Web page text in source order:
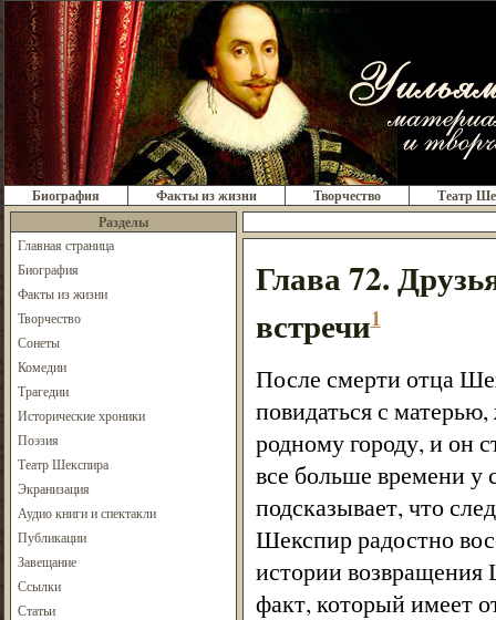
Биография Факты из жизни Творчество
Театр
Разделы
Главная страница
Биография
Факты из жизни
Творчество
Сонеты
Комедии
Трагедии
Исторические хроники
Поэзия
Театр Шекспира
Экранизация
Аудио книги и спектакли
Публикации
Завещание
Ссылки
Статьи
Глава 72.
встречи1
После смерти отца
повидаться с
родному городу, и он
все больше времени у
подсказывает, что
Шекспир радостно
истории
факт, который имеет